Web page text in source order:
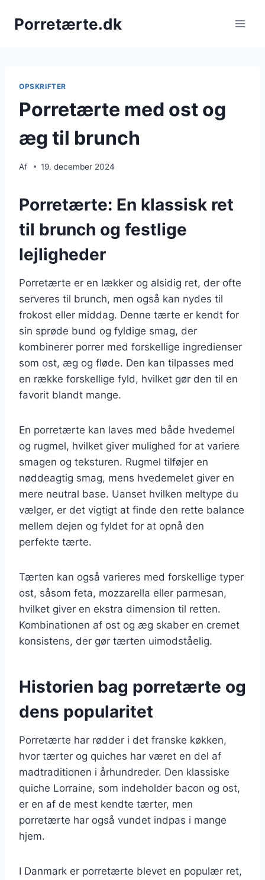
Porretærte.dk
OPSKRIFTER
Porretærte med ost og
æg til brunch
Af 19. december 2024
Porretærte: En klassisk ret
til brunch og festlige
lejligheder
Porretærte er en lækker og alsidig ret, der ofte
serveres til brunch, men også kan nydes til
frokost eller middag. Denne tærte er kendt for
sin sprøde bund og fyldige smag, der
kombinerer porrer med forskellige ingredienser
som ost, æg og fløde. Den kan tilpasses med
en række forskellige fyld, hvilket gør den til en
favorit blandt mange.
En porretærte kan laves med både hvedemel
og rugmel, hvilket giver mulighed for at variere
smagen og teksturen. Rugmel tilføjer en
nøddeagtig smag, mens hvedemelet giver en
mere neutral base. Uanset hvilken meltype du
vælger, er det vigtigt at finde den rette balance
mellem dejen og fyldet for at opnå den
perfekte tærte.
Tærten kan også varieres med forskellige typer
ost, såsom feta, mozzarella eller parmesan,
hvilket giver en ekstra dimension til retten.
Kombinationen af ost og æg skaber en cremet
konsistens, der gør tærten uimodståelig.
Historien bag porretærte og
dens popularitet
Porretærte har rødder i det franske køkken,
hvor tærter og quiches har været en del af
madtraditionen i århundreder. Den klassiske
quiche Lorraine, som indeholder bacon og ost,
er en af de mest kendte tærter, men
porretærte har også vundet indpas i mange
hjem.
I Danmark er porretærte blevet en populær ret,